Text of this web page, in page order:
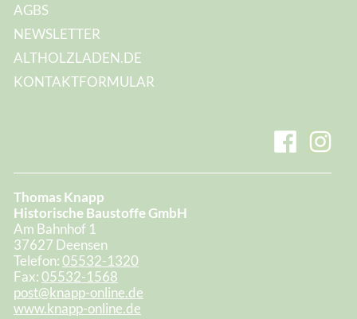
AGBS
NEWSLETTER
ALTHOLZLADEN.DE
KONTAKTFORMULAR
Thomas Knapp
Historische Baustoffe GmbH
Am Bahnhof 1
37627 Deensen
Telefon:05532-1320
Fax:05532-1568
post@knapp-online.de
www.knapp-online.de